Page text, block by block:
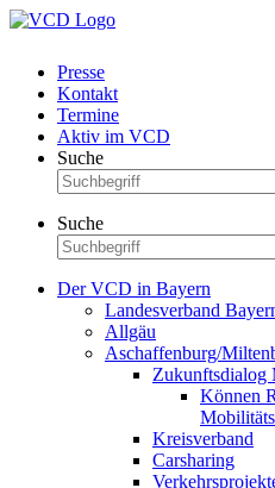
Presse
Kontakt
Termine
Aktiv im VCD
Suche
Suche
Der VCD in Bayern
Landesverband
Allgäu
Aschaffenburg/
Zukunftsdialog
Können
Kreisverband
Carsharing